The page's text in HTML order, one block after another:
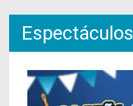
Espectáculos